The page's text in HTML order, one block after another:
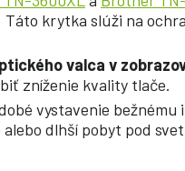
Táto krytka slúži na
valca v
zníženie kvality tlače.
vystavenie bežnému
dlhší pobyt pod